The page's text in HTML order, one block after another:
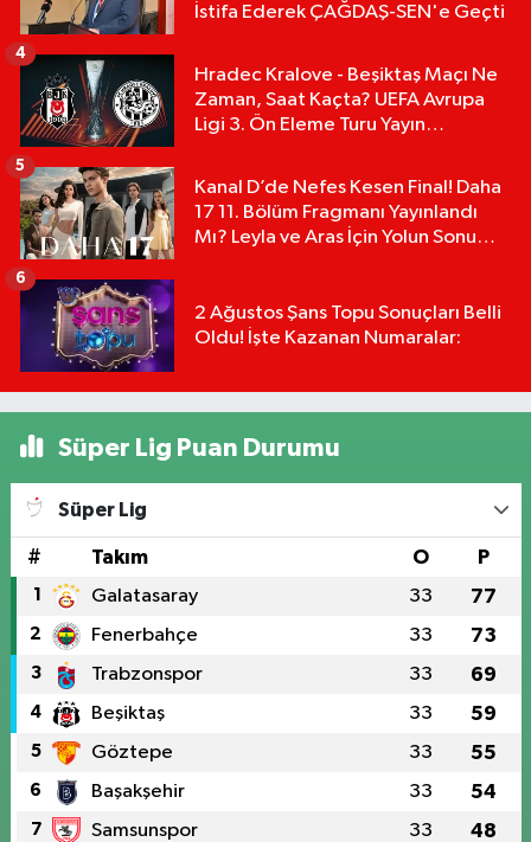
İstifa Ederek ÇAĞDAŞ-SEN'e Geçti
Hradec Kralove - Beşiktaş Maçı Ne
Zaman, Saat Kaçta? UEFA Avrupa
Ligi 3. Ön Eleme Turu Yayın
4
Kanal D’de Nefes Kesen Final! Daha
17 11. Bölüm Fragmanı Yayınlandı
Mı? Leyla ve Aras İçin Yolun Sonu
5
2 Ağustos Şans Topu Sonuçları Belli
Oldu! İşte Kazanan Numaralar:
6
Süper Lig Puan Durumu
Süper Lig
# Takım O P
1 Galatasaray 33 77
2 Fenerbahçe 33 73
3 Trabzonspor 33 69
4 Beşiktaş 33 59
5 Göztepe 33 55
6 Başakşehir 33 54
7 Samsunspor 33 48